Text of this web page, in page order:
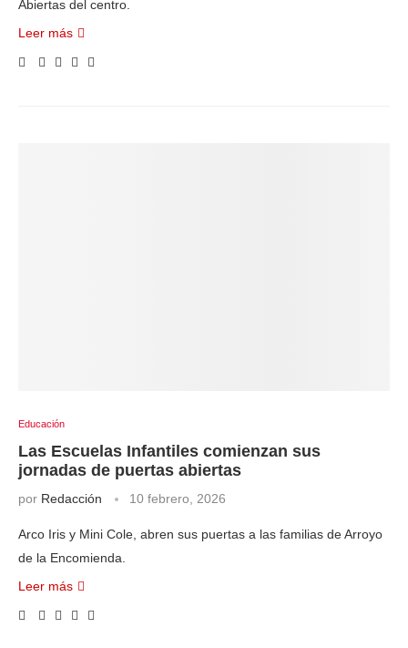
Abiertas del centro.
Leer más
Educación
Las Escuelas Infantiles comienzan sus
jornadas de puertas abiertas
por Redacción 10 febrero, 2026
Arco Iris y Mini Cole, abren sus puertas a las familias de Arroyo
de la Encomienda.
Leer más